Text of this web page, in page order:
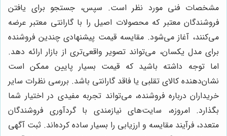
مشخصات فنی مورد نظر است. سپس، جستجو برای یافتن
فروشندگان معتبر که محصولات اصیل را با گارانتی معتبر عرضه
می‌کنند، آغاز می‌شود. مقایسه قیمت پیشنهادی چندین فروشنده
برای مدل یکسان، می‌تواند تصویر واقعی‌تری از بازار ارائه دهد.
اما توجه داشته باشید که قیمت بسیار پایین ممکن است
نشان‌دهنده کالای تقلبی یا فاقد گارانتی باشد. بررسی نظرات سایر
خریداران درباره فروشنده، می‌تواند تجربه مفیدی در اختیار شما
بگذارد. امروزه، سایت‌های نیازمندی با گردآوری فروشندگان
متعدد، فرآیند مقایسه و ارزیابی را بسیار ساده کرده‌اند. ثبت آگهی